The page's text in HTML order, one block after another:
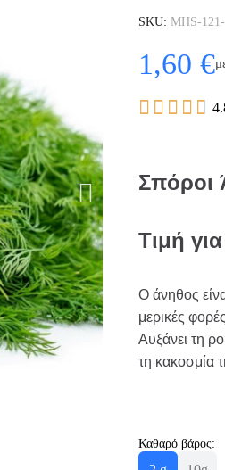
SKU MHS-
1,60 €
    
Σπόροι
Τιμή
Ο άνηθος
μερικές
Αυξάνει τη
τη κακοσμία
Καθαρό βάρος: